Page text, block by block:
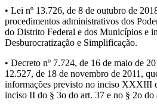
• Lei nº 13.726, de 8 de outubro de
procedimentos administrativos dos
do Distrito Federal e dos Municípios e
Desburocratização e Simplificação.
• Decreto nº 7.724, de 16 de maio de
12.527, de 18 de novembro de 2011,
informações previsto no inciso XXXIII
inciso II do § 3o do art. 37 e no § 2o do